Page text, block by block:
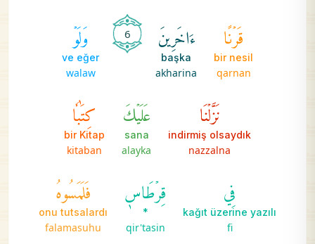
قَرۡنًا
bir nesil
qarnan
ءَاخَرِينَ
başka
akharina
6 وَلَوۡ
ve eğer
walaw
نَزَّلۡنَا
indirmiş olsaydık
nazzalna
عَلَيۡكَ
sana
alayka
كِتَٰبٗا
bir Kitap
kitaban
فِي
kağıt üzerine yazılı
fi
قِرۡطَاسٖ
*
qir'tasin
فَلَمَسُوهُ
onu tutsalardı
falamasuhu